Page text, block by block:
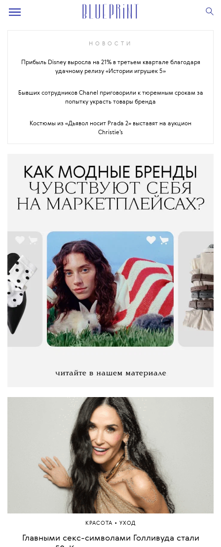
НОВОСТИ
Прибыль Disney выросла на 21% в третьем квартале благодаря
удачному релизу «Истории игрушек 5»
Бывших сотрудников Chanel приговорили к тюремным срокам за
попытку украсть товары бренда
Костюмы из «Дьявол носит Prada 2» выставят на аукцион
Christie’s
КРАСОТА • УХОД
Главными секс-символами Голливуда стали